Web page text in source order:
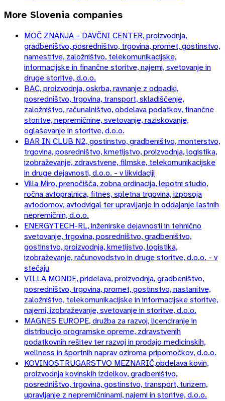
More Slovenia companies
MOČ ZNANJA – DAVČNI CENTER, proizvodnja,
gradbeništvo, posredništvo, trgovina, promet, gostinstvo,
namestitve, založništvo, telekomunikacijske,
informacijske in finančne storitve, najemi, svetovanje in
druge storitve, d.o.o.
BAC, proizvodnja, oskrba, ravnanje z odpadki,
posredništvo, trgovina, transport, skladiščenje,
založništvo, računalništvo, obdelava podatkov, finančne
storitve, nepremičnine, svetovanje, raziskovanje,
oglaševanje in storitve, d.o.o.
BAR IN CLUB N2, gostinstvo, gradbeništvo, monterstvo,
trgovina, posredništvo, kmetijstvo, proizvodnja, logistika,
izobraževanje, zdravstvene, filmske, telekomunikacijske
in druge dejavnosti, d.o.o. - v likvidaciji
Villa Miro, prenočišča, zobna ordinacija, lepotni studio,
ročna avtopralnica, fitnes, spletna trgovina, izposoja
avtodomov, avtodvigal ter upravljanje in oddajanje lastnih
nepremičnin, d.o.o.
ENERGYTECH-RL, inženirske dejavnosti in tehnično
svetovanje, trgovina, posredništvo, gradbeništvo,
gostinstvo, proizvodnja, kmetijstvo, logistika,
izobraževanje, računovodstvo in druge storitve, d.o.o. - v
stečaju
VILLA MONDE, pridelava, proizvodnja, gradbeništvo,
posredništvo, trgovina, promet, gostinstvo, nastanitve,
založništvo, telekomunikacijske in informacijske storitve,
najemi, izobraževanje, svetovanje in storitve, d.o.o.
MAGNES EUROPE, družba za razvoj, licenciranje in
distribucijo programske opreme, zdravstvenih
podatkovnih rešitev ter razvoj in prodajo medicinskih,
wellness in športnih naprav oziroma pripomočkov, d.o.o.
KOVINOSTRUGARSTVO MEZNARIČ,obdelava kovin,
proizvodnja kovinskih izdelkov, gradbeništvo,
posredništvo, trgovina, gostinstvo, transport, turizem,
upravljanje z nepremičninami, najemi in storitve, d.o.o.